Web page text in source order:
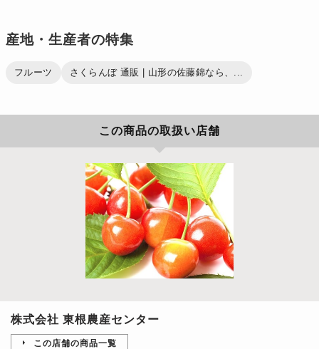
産地・生産者の特集
フルーツ さくらんぼ 通販 | 山形の佐藤錦なら、...
この商品の取扱い店舗
株式会社 東根農産センター
この店舗の商品一覧